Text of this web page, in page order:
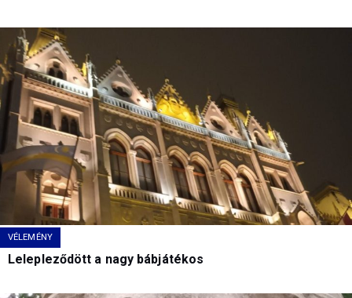
VÉLEMÉNY
Lelepleződött a nagy bábjátékos